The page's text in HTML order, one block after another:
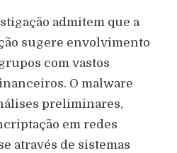
admitem que a
sugere envolvimento
com vastos
O malware
preliminares,
em redes
através de sistemas